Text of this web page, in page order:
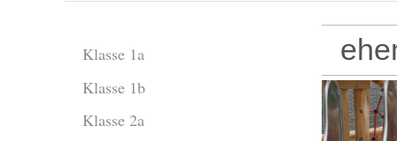
Klasse 1a
Klasse 1b
Klasse 2a